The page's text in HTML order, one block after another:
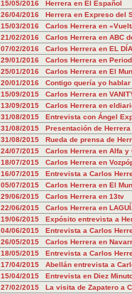
15/05/2016 Herrera en El Español
26/04/2016 Herrera en Expreso del
15/03/2016 Carlos Herrera en
21/02/2016 Carlos Herrera en ABC
07/02/2016 Carlos Herrera en EL DÍA
29/01/2016 Carlos Herrera en
25/01/2016 Carlos Herrera en El
20/01/2016 Contigo quería yo hablar
15/09/2015 Carlos Herrera en
13/09/2015 Carlos Herrera en
31/08/2015 Entrevista con Ángel
31/08/2015 Presentación de Herrera
31/08/2015 Rueda de prensa de
24/07/2015 Carlos Herrera en Alfa y
18/07/2015 Carlos Herrera en
16/07/2015 Entrevista a Carlos
05/07/2015 Carlos Herrera en El
29/06/2015 Carlos Herrera en 13tv
22/06/2015 Carlos Herrera en
19/06/2015 Expósito entrevista a
04/06/2015 Entrevista a Carlos
26/05/2015 Carlos Herrera en
18/05/2015 Entrevista a Carlos
17/04/2015 Abellán entrevista a
15/04/2015 Entrevista en Diez
27/02/2015 La visita de Zapatero a